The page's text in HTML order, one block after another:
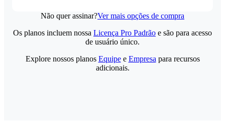
Não quer assinar?Ver mais opções de compra
Os planos incluem nossa Licença Pro Padrão e são para acesso
de usuário único.
Explore nossos planos Equipee Empresa para recursos
adicionais.